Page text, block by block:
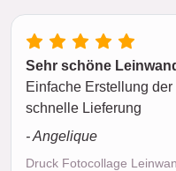
Sehr schöne
Einfache Erstellung
schnelle Lieferung
- Angelique
Druck Fotocollage